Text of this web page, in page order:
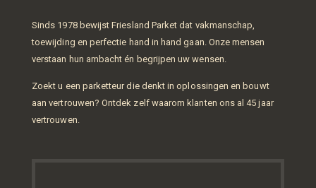
Sinds 1978 bewijst Friesland Parket dat vakmanschap,
toewijding en perfectie hand in hand gaan. Onze mensen
verstaan hun ambacht én begrijpen uw wensen.
Zoekt u een parketteur die denkt in oplossingen en bouwt
aan vertrouwen? Ontdek zelf waarom klanten ons al 45 jaar
vertrouwen.